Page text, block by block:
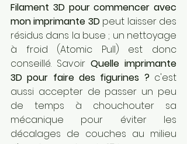
Filament 3D pour commencer avec
mon imprimante 3D peut laisser des
résidus dans la buse ; un nettoyage
à froid (Atomic Pull) est donc
conseillé. Savoir Quelle imprimante
3D pour faire des figurines ? c'est
aussi accepter de passer un peu
de temps à chouchouter sa
mécanique pour éviter les
décalages de couches au milieu